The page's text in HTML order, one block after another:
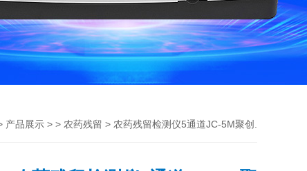
产品展示 > > 农药残留 > 农药残留检测仪5通道JC-5M聚创.